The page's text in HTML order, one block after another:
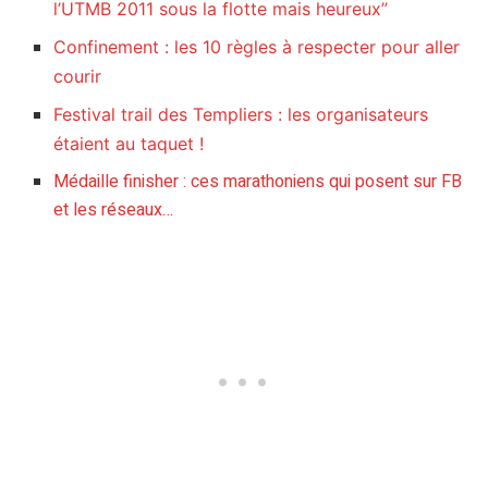
l’UTMB 2011 sous la flotte mais heureux”
Confinement : les 10 règles à respecter pour aller
courir
Festival trail des Templiers : les organisateurs
étaient au taquet !
Médaille finisher : ces marathoniens qui posent sur FB
et les réseaux…